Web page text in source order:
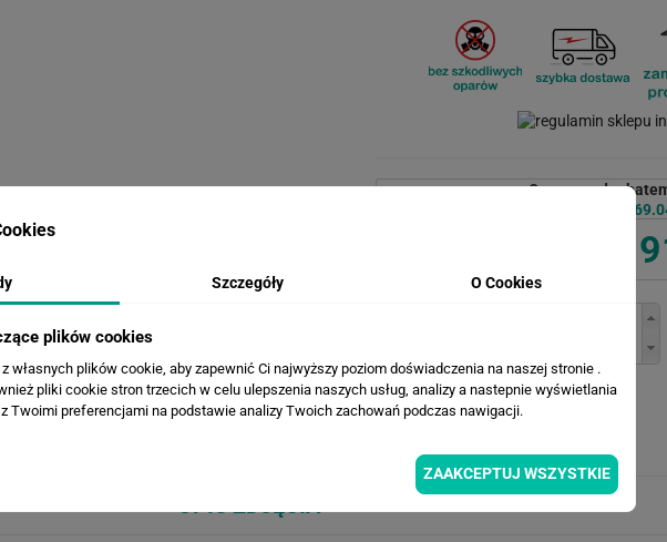
Cena przed
OPIS ZDJĘCIA
Szczegóły O Cookies
plików cookies
własnych plików cookie, aby zapewnić Ci najwyższy poziom doświadczenia na naszej stronie .
pliki cookie stron trzecich w celu ulepszenia naszych usług, analizy a nastepnie wyświetlania
Twoimi preferencjami na podstawie analizy Twoich zachowań podczas nawigacji.
ZAAKCEPTUJ WSZYSTKIE